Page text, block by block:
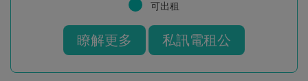
可出租
瞭解更多 私訊電租公